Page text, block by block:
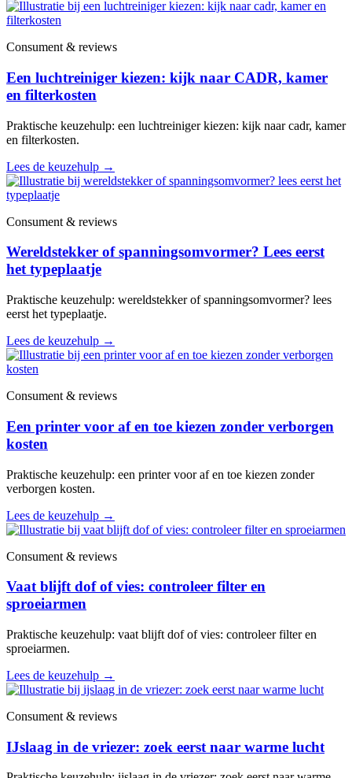
Consument & reviews
Een luchtreiniger kiezen: kijk naar CADR, kamer
en filterkosten
Praktische keuzehulp: een luchtreiniger kiezen: kijk naar cadr, kamer
en filterkosten.
Lees de keuzehulp →
Consument & reviews
Wereldstekker of spanningsomvormer? Lees eerst
het typeplaatje
Praktische keuzehulp: wereldstekker of spanningsomvormer? lees
eerst het typeplaatje.
Lees de keuzehulp →
Consument & reviews
Een printer voor af en toe kiezen zonder verborgen
kosten
Praktische keuzehulp: een printer voor af en toe kiezen zonder
verborgen kosten.
Lees de keuzehulp →
Consument & reviews
Vaat blijft dof of vies: controleer filter en
sproeiarmen
Praktische keuzehulp: vaat blijft dof of vies: controleer filter en
sproeiarmen.
Lees de keuzehulp →
Consument & reviews
IJslaag in de vriezer: zoek eerst naar warme lucht